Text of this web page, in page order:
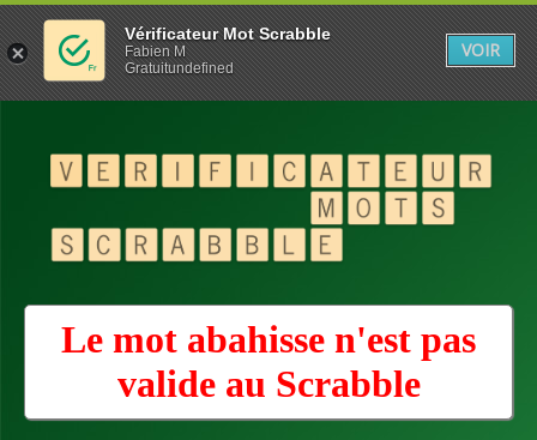
Le mot abahisse n'est pas
valide au Scrabble
Vérificateur Mot Scrabble
Fabien M
Gratuitundefined
VOIR